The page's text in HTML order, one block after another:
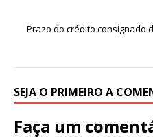
o p
Prazo do crédito consignado
SEJA O PRIMEIRO A
Faça um